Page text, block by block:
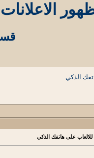
الذكي
على هاتفك الذكي